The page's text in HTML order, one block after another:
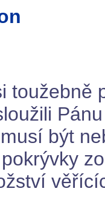
toužebně
být